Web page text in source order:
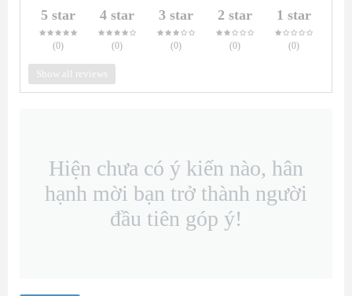
5 star
(0)
4 star
(0)
3 star
(0)
2 star
(0)
1 star
(0)
Show all reviews
Hiện chưa có ý kiến nào, hân
hạnh mời bạn trở thành người
đầu tiên góp ý!